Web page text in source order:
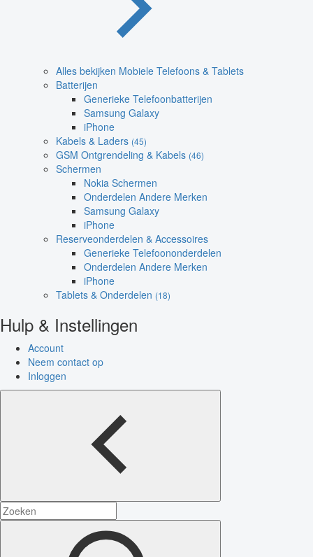
Alles bekijken Mobiele Telefoons & Tablets
Batterijen
Generieke Telefoonbatterijen
Samsung Galaxy
iPhone
Kabels & Laders (45)
GSM Ontgrendeling & Kabels (46)
Schermen
Nokia Schermen
Onderdelen Andere Merken
Samsung Galaxy
iPhone
Reserveonderdelen & Accessoires
Generieke Telefoononderdelen
Onderdelen Andere Merken
iPhone
Tablets & Onderdelen (18)
Hulp & Instellingen
Account
Neem contact op
Inloggen